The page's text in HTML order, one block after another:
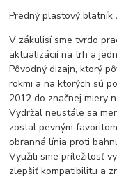
Predný plastový blatník
V zákulisí sme tvrdo
aktualizácií na trh a
Pôvodný dizajn, ktorý
rokmi a na ktorých sú
2012 do značnej miery
Vydržal neustále sa
zostal pevným
obranná línia proti
Využili sme príležitosť
zlepšiť kompatibilitu a